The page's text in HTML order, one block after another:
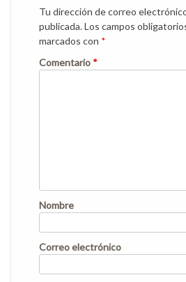
Tu dirección de correo
publicada.Los campos
marcados con *
Comentario *
Nombre
Correo electrónico